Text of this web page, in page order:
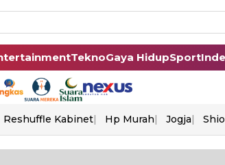
TeknoGaya HidupSport
Reshuffle Kabinet Hp Murah Jogja Shio